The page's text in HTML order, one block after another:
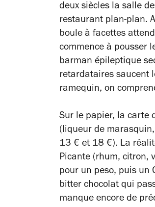
deux siècles la salle
restaurant plan-plan.
boule à facettes
commence à pousser
barman épileptique
retardataires saucent
ramequin, on
Sur le papier, la carte
(liqueur de
13 € et 18 €). La
Picante (rhum, citron,
pour un peso, puis un
bitter chocolat qui
manque encore de